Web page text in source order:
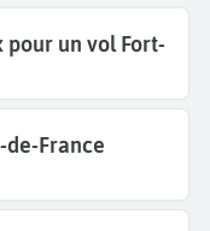
un vol Fort-
de-France